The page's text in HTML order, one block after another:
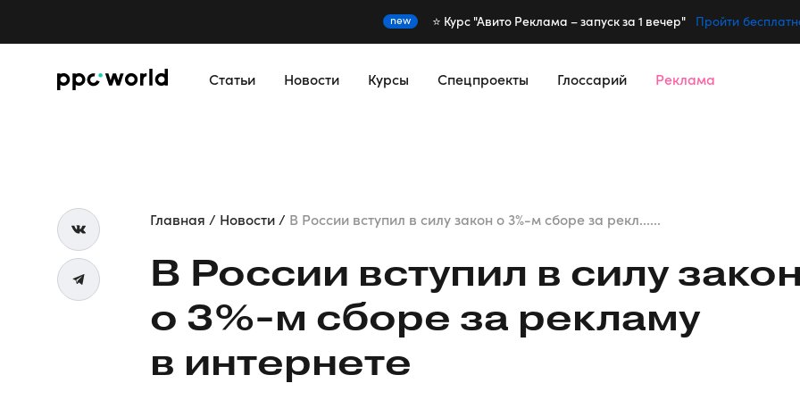
new ⭐️ Курс "Авито Реклама – запуск за 1 вечер" Пройти
Статьи Новости Курсы Спецпроекты Глоссарий Реклама
Главная Новости В России вступил в силу закон о 3%-м сборе за рекл......
В России вступил в силу закон
о 3%-м сборе за рекламу
в интернете